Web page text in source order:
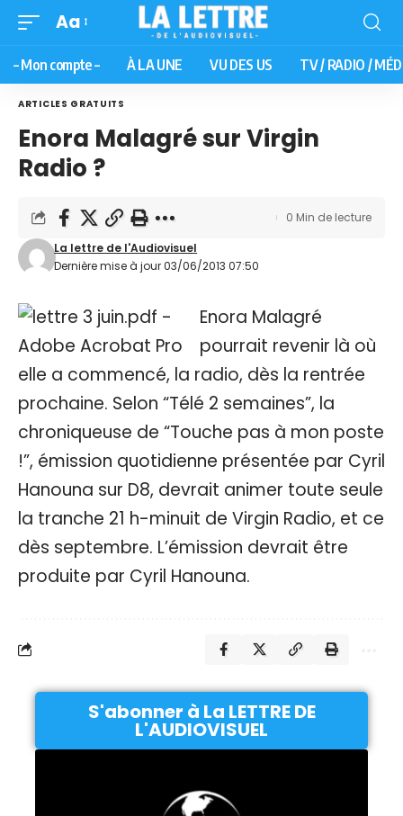
Aa
– Mon compte – À LA UNE VU DES US TV / RADIO /
ARTICLES GRATUITS
Enora Malagré sur Virgin
Radio ?
Dernière mise à jour 03/06/2013 07:50
La lettre de l'Audiovisuel
0 Min de lecture
Enora Malagré
pourrait revenir là où
elle a commencé, la radio, dès la rentrée
prochaine. Selon “Télé 2 semaines”, la
chroniqueuse de “Touche pas à mon poste
!”, émission quotidienne présentée par Cyril
Hanouna sur D8, devrait animer toute seule
la tranche 21 h-minuit de Virgin Radio, et ce
dès septembre. L’émission devrait être
produite par Cyril Hanouna.
S'abonner à La LETTRE DE
L'AUDIOVISUEL